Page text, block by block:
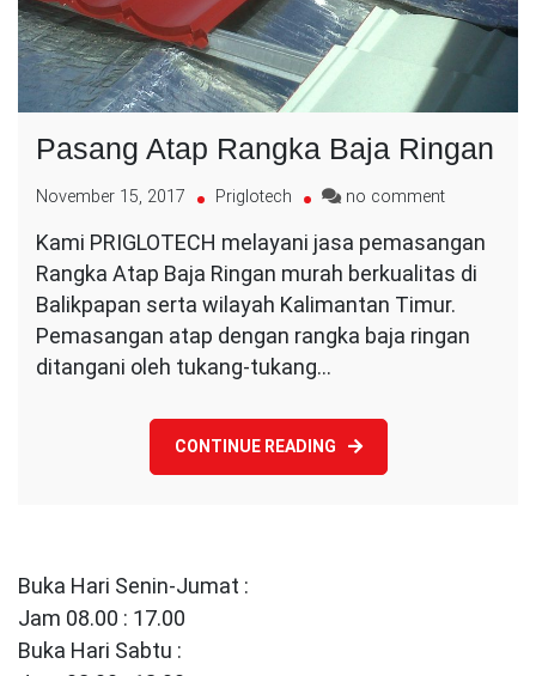
Pasang Atap Rangka Baja Ringan
November 15, 2017 Priglotech no commenton
Atap
Rangka
Baja
Kami PRIGLOTECH melayani jasa pemasangan
Rangka Atap Baja Ringan murah berkualitas di
Balikpapan serta wilayah Kalimantan Timur.
Pemasangan atap dengan rangka baja ringan
ditangani oleh tukang-tukang…
CONTINUE READING
Buka Hari Senin-Jumat :
Jam 08.00 : 17.00
Buka Hari Sabtu :